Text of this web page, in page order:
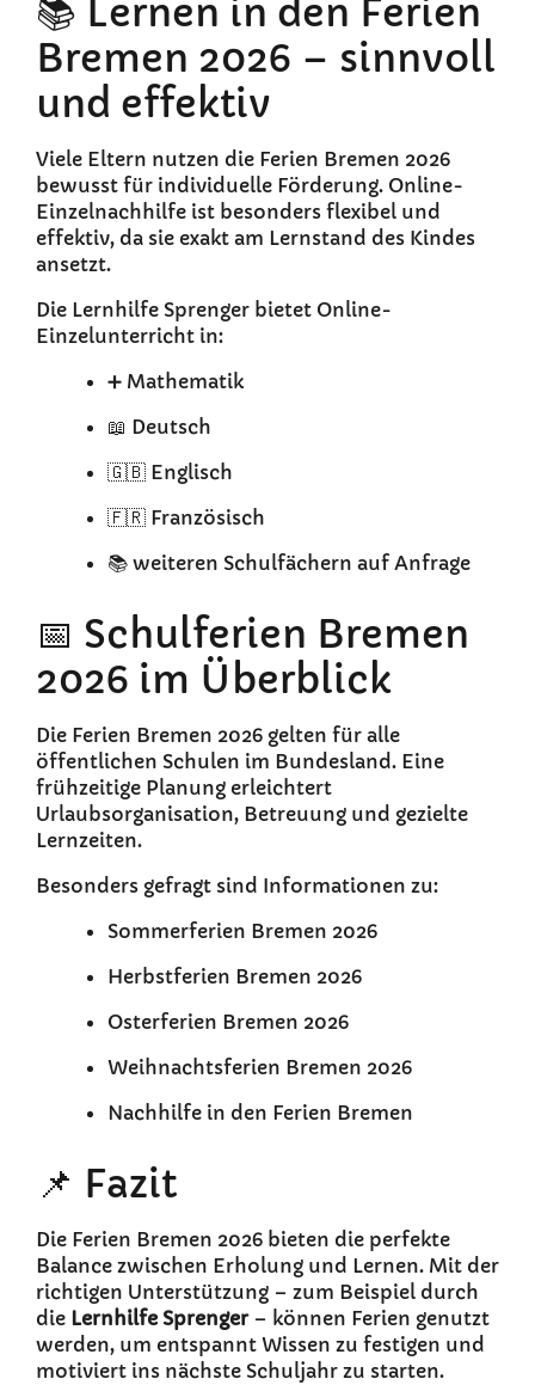
📚 Lernen in den Ferien
Bremen 2026 – sinnvoll
und effektiv
Viele Eltern nutzen die Ferien Bremen 2026
bewusst für individuelle Förderung. Online-
Einzelnachhilfe ist besonders flexibel und
effektiv, da sie exakt am Lernstand des Kindes
ansetzt.
Die Lernhilfe Sprenger bietet Online-
Einzelunterricht in:
➕ Mathematik
📖 Deutsch
🇬🇧 Englisch
🇫🇷 Französisch
📚 weiteren Schulfächern auf Anfrage
📅 Schulferien Bremen
2026 im Überblick
Die Ferien Bremen 2026 gelten für alle
öffentlichen Schulen im Bundesland. Eine
frühzeitige Planung erleichtert
Urlaubsorganisation, Betreuung und gezielte
Lernzeiten.
Besonders gefragt sind Informationen zu:
Sommerferien Bremen 2026
Herbstferien Bremen 2026
Osterferien Bremen 2026
Weihnachtsferien Bremen 2026
Nachhilfe in den Ferien Bremen
📌 Fazit
Die Ferien Bremen 2026 bieten die perfekte
Balance zwischen Erholung und Lernen. Mit der
richtigen Unterstützung – zum Beispiel durch
die Lernhilfe Sprenger– können Ferien genutzt
werden, um entspannt Wissen zu festigen und
motiviert ins nächste Schuljahr zu starten.